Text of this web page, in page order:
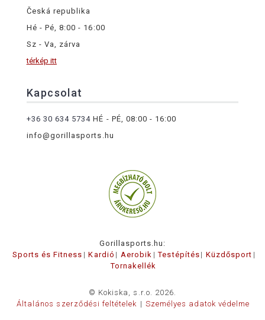
Česká republika
Hé - Pé, 8:00 - 16:00
Sz - Va, zárva
térkép itt
Kapcsolat
+36 30 634 5734 HÉ - PÉ, 08:00 - 16:00
info@gorillasports.hu
Gorillasports.hu:
Sports és Fitness
Kardió Aerobik Testépítés
Küzdősport
Tornakellék
© Kokiska, s.r.o. 2026.
Általános szerződési feltételek
Személyes adatok védelme